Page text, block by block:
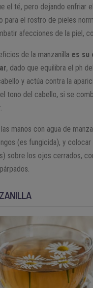
el té, pero dejando enfriar
para el rostro de pieles
afecciones de la piel,
de la manzanilla es su
, dado que equilibra el ph
y actúa contra la
tono del cabello, si se
manos con agua de
(es fungicida), y
sobre los ojos cerrados,